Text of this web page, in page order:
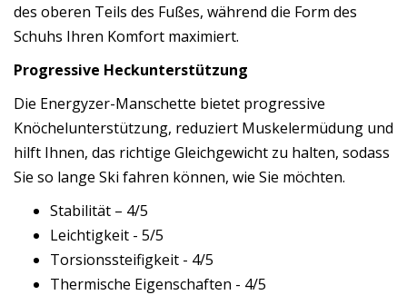
des oberen Teils des Fußes, während die Form des
Schuhs Ihren Komfort maximiert.
Progressive Heckunterstützung
Die Energyzer-Manschette bietet progressive
Knöchelunterstützung, reduziert Muskelermüdung und
hilft Ihnen, das richtige Gleichgewicht zu halten, sodass
Sie so lange Ski fahren können, wie Sie möchten.
Stabilität – 4/5
Leichtigkeit - 5/5
Torsionssteifigkeit - 4/5
Thermische Eigenschaften - 4/5